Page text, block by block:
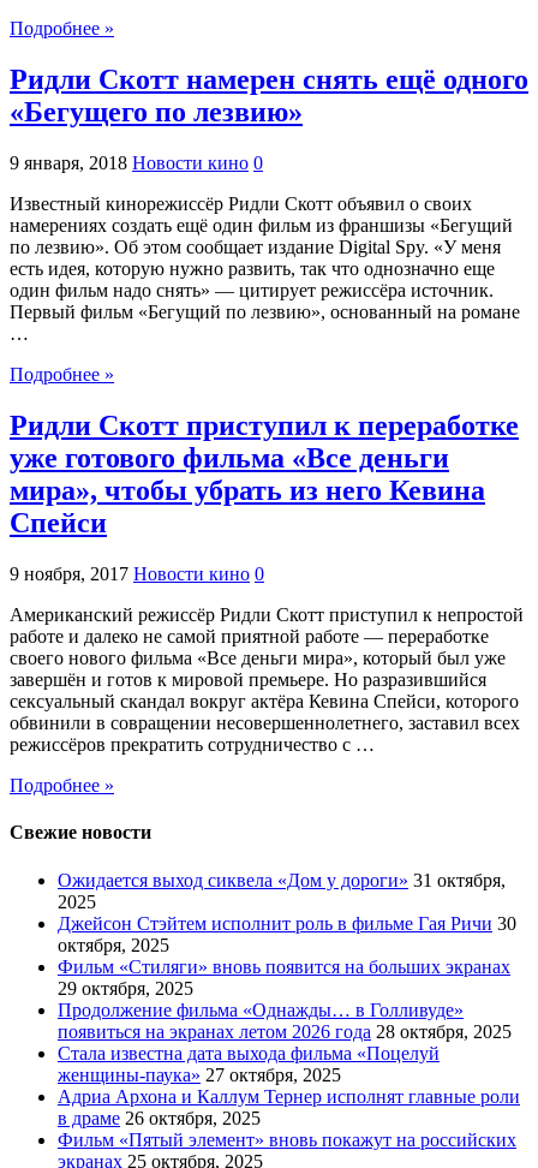
Подробнее »
Ридли Скотт намерен снять ещё одного
«Бегущего по лезвию»
9 января, 2018 Новости кино 0
Известный кинорежиссёр Ридли Скотт объявил о своих
намерениях создать ещё один фильм из франшизы «Бегущий
по лезвию». Об этом сообщает издание Digital Spy. «У меня
есть идея, которую нужно развить, так что однозначно еще
один фильм надо снять» — цитирует режиссёра источник.
Первый фильм «Бегущий по лезвию», основанный на романе
…
Подробнее »
Ридли Скотт приступил к переработке
уже готового фильма «Все деньги
мира», чтобы убрать из него Кевина
Спейси
9 ноября, 2017 Новости кино 0
Американский режиссёр Ридли Скотт приступил к непростой
работе и далеко не самой приятной работе — переработке
своего нового фильма «Все деньги мира», который был уже
завершён и готов к мировой премьере. Но разразившийся
сексуальный скандал вокруг актёра Кевина Спейси, которого
обвинили в совращении несовершеннолетнего, заставил всех
режиссёров прекратить сотрудничество с …
Подробнее »
Свежие новости
Ожидается выход сиквела «Дом у дороги» 31 октября,
2025
Джейсон Стэйтем исполнит роль в фильме Гая Ричи 30
октября, 2025
Фильм «Стиляги» вновь появится на больших экранах
29 октября, 2025
Продолжение фильма «Однажды… в Голливуде»
появиться на экранах летом 2026 года 28 октября, 2025
Стала известна дата выхода фильма «Поцелуй
женщины-паука» 27 октября, 2025
Адриа Архона и Каллум Тернер исполнят главные роли
в драме 26 октября, 2025
Фильм «Пятый элемент» вновь покажут на российских
экранах 25 октября, 2025